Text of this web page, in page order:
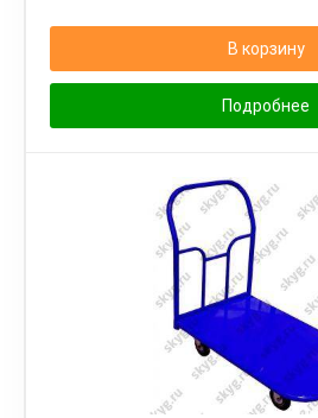
В корзину
Подробнее